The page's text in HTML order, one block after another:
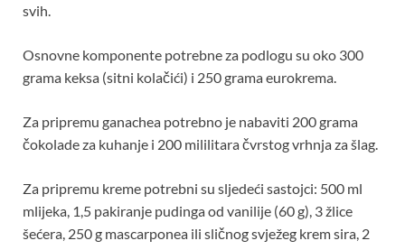
svih.
Osnovne komponente potrebne za podlogu su oko 300
grama keksa (sitni kolačići) i 250 grama eurokrema.
Za pripremu ganachea potrebno je nabaviti 200 grama
čokolade za kuhanje i 200 mililitara čvrstog vrhnja za šlag.
Za pripremu kreme potrebni su sljedeći sastojci: 500 ml
mlijeka, 1,5 pakiranje pudinga od vanilije (60 g), 3 žlice
šećera, 250 g mascarponea ili sličnog svježeg krem ​​sira, 2